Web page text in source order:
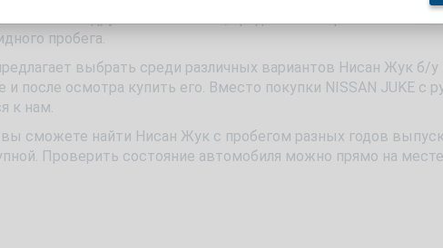
как и любой другой автомобиль, продается по причине
пробега.
выбрать среди различных вариантов Нисан Жук б/у
после осмотра купить его. Вместо покупки NISSAN JUKE с
к нам.
сможете найти Нисан Жук с пробегом разных годов
Проверить состояние автомобиля можно прямо на